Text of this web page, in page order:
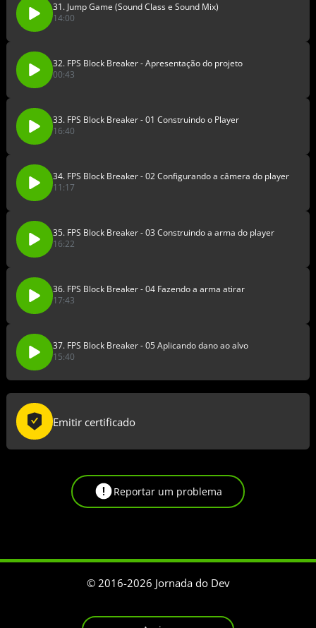
31. Jump Game (Sound Class e Sound Mix)
14:00
32. FPS Block Breaker - Apresentação do projeto
00:43
33. FPS Block Breaker - 01 Construindo o Player
16:40
34. FPS Block Breaker - 02 Configurando a câmera do player
11:17
35. FPS Block Breaker - 03 Construindo a arma do player
16:22
36. FPS Block Breaker - 04 Fazendo a arma atirar
17:43
37. FPS Block Breaker - 05 Aplicando dano ao alvo
15:40
Emitir certificado
Reportar um problema
© 2016-2026 Jornada do Dev